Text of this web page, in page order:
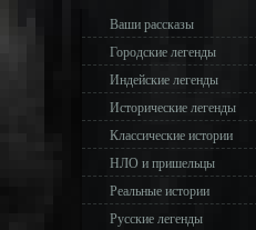
Ваши рассказы
Городские легенды
Индейские легенды
Исторические легенды
Классические истории
НЛО и пришельцы
Реальные истории
Русские легенды